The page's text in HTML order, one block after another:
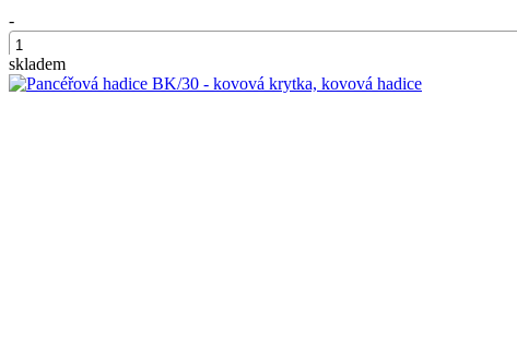
-
+
skladem